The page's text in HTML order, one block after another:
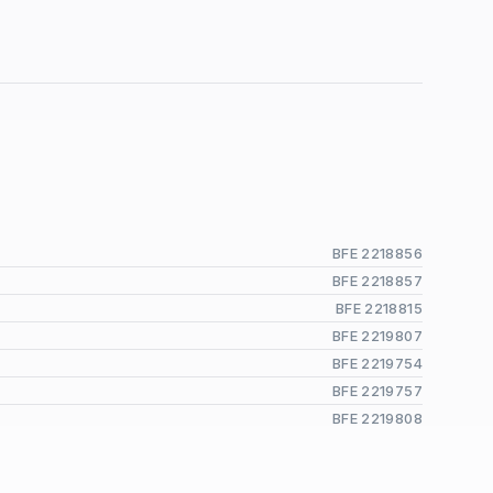
BFE 2218856
BFE 2218857
BFE 2218815
BFE 2219807
BFE 2219754
BFE 2219757
BFE 2219808